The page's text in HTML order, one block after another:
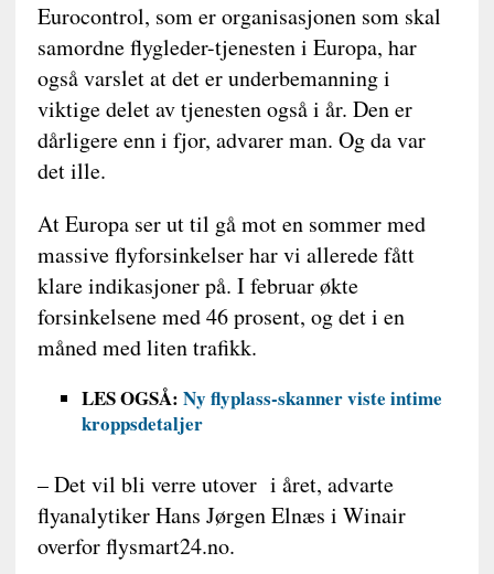
Eurocontrol, som er organisasjonen som skal
samordne flygleder-tjenesten i Europa, har
også varslet at det er underbemanning i
viktige delet av tjenesten også i år. Den er
dårligere enn i fjor, advarer man. Og da var
det ille.
At Europa ser ut til gå mot en sommer med
massive flyforsinkelser har vi allerede fått
klare indikasjoner på. I februar økte
forsinkelsene med 46 prosent, og det i en
måned med liten trafikk.
LES OGSÅ: Ny flyplass-skanner viste intime
kroppsdetaljer
– Det vil bli verre utover i året, advarte
flyanalytiker Hans Jørgen Elnæs i Winair
overfor flysmart24.no.